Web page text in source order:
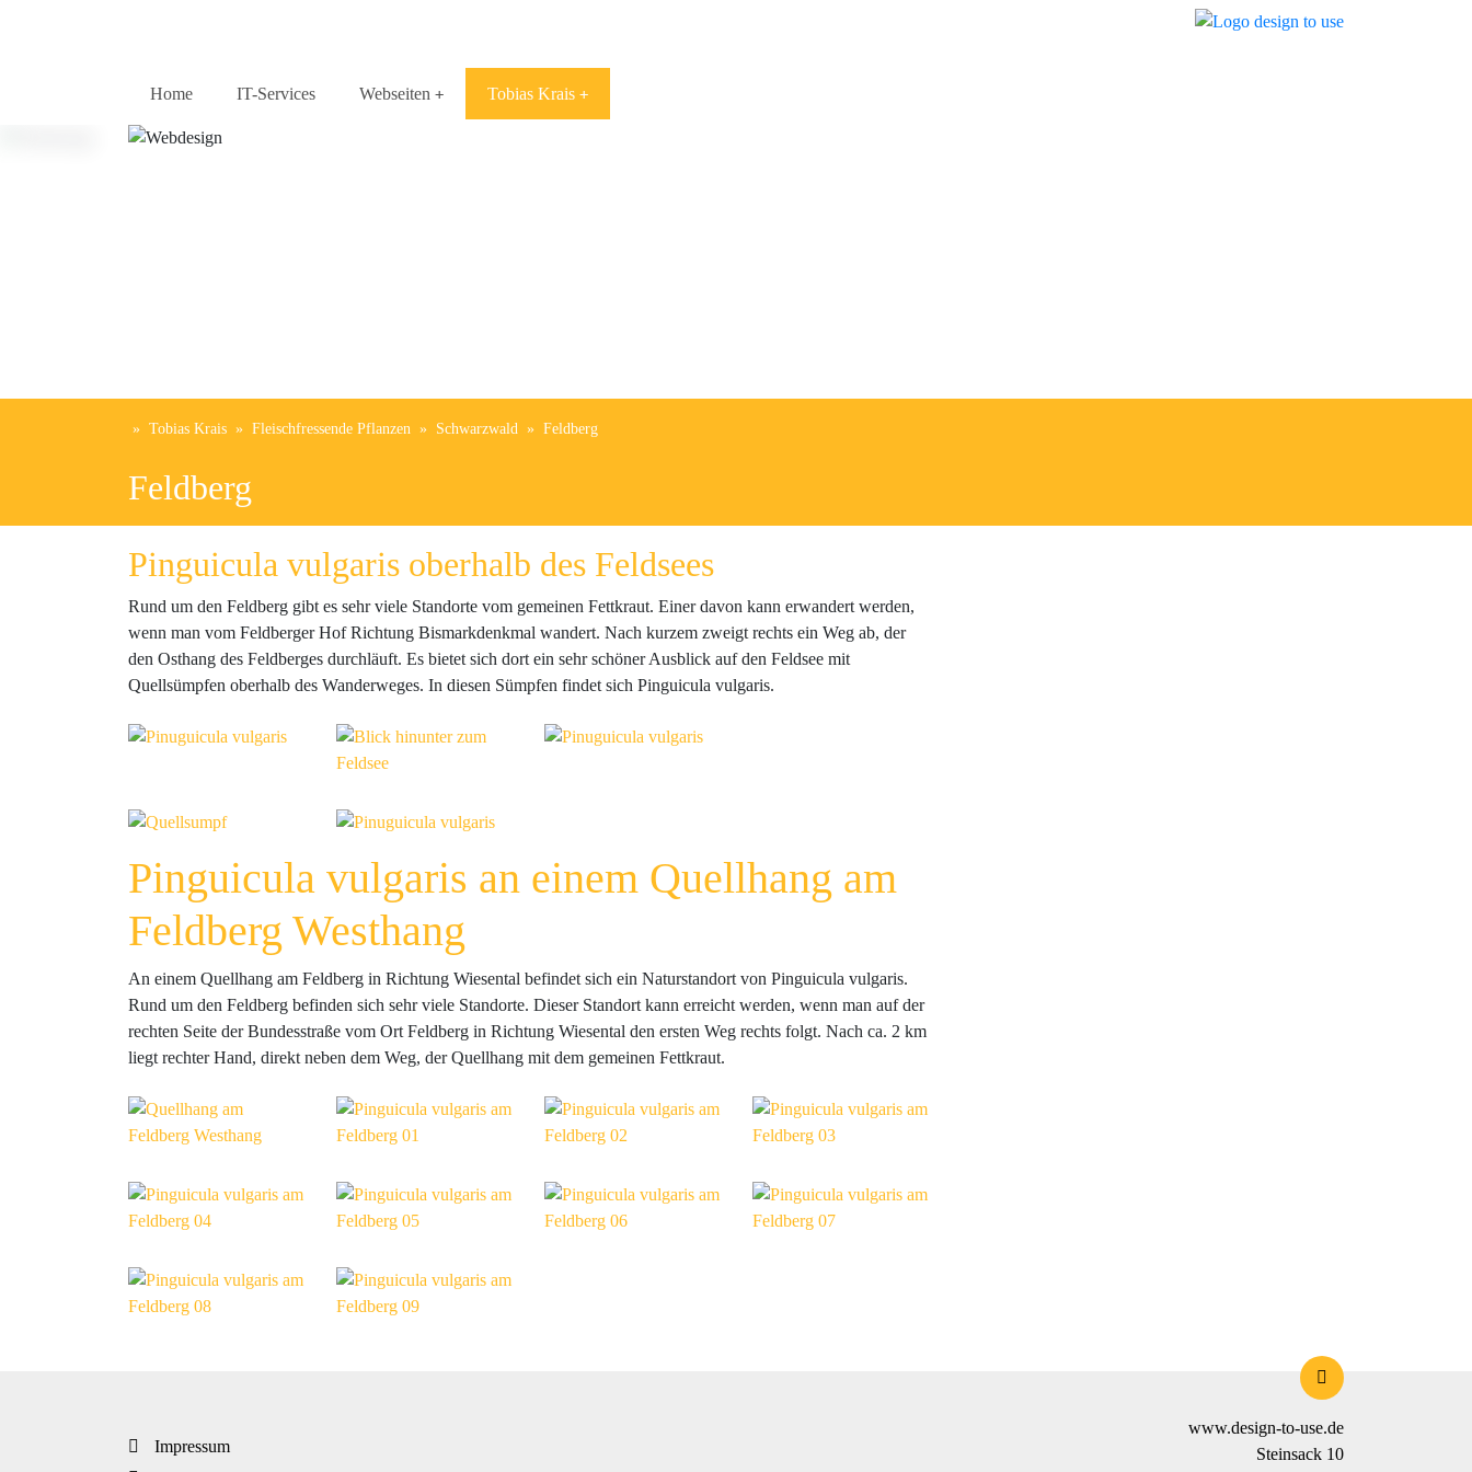
Home IT-Services Webseiten Tobias Krais
» Tobias Krais » Fleischfressende Pflanzen » Schwarzwald » Feldberg
Feldberg
Pinguicula vulgaris oberhalb des Feldsees
Rund um den Feldberg gibt es sehr viele Standorte vom gemeinen Fettkraut. Einer davon kann erwandert werden,
wenn man vom Feldberger Hof Richtung Bismarkdenkmal wandert. Nach kurzem zweigt rechts ein Weg ab, der
den Osthang des Feldberges durchläuft. Es bietet sich dort ein sehr schöner Ausblick auf den Feldsee mit
Quellsümpfen oberhalb des Wanderweges. In diesen Sümpfen findet sich Pinguicula vulgaris.
Pinguicula vulgaris an einem Quellhang am
Feldberg Westhang
An einem Quellhang am Feldberg in Richtung Wiesental befindet sich ein Naturstandort von Pinguicula vulgaris.
Rund um den Feldberg befinden sich sehr viele Standorte. Dieser Standort kann erreicht werden, wenn man auf der
rechten Seite der Bundesstraße vom Ort Feldberg in Richtung Wiesental den ersten Weg rechts folgt. Nach ca. 2 km
liegt rechter Hand, direkt neben dem Weg, der Quellhang mit dem gemeinen Fettkraut.
Impressum
www.design-to-use.de
Steinsack 10